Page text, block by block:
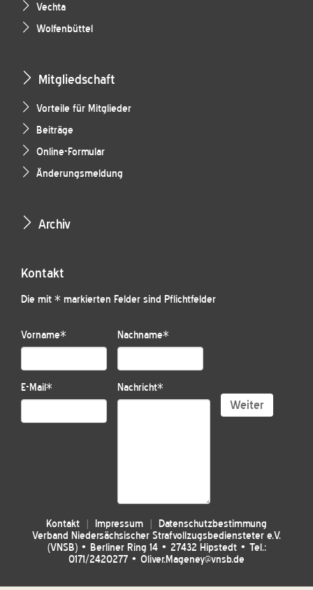
Vechta
Wolfenbüttel
Mitgliedschaft
Vorteile für Mitglieder
Beiträge
Online-Formular
Änderungsmeldung
Archiv
Kontakt
Die mit * markierten Felder sind Pflichtfelder
Vorname* Nachname*
E-Mail* Nachricht*
Weiter
Kontakt Impressum
Datenschutzbestimmung
Verband Niedersächsischer Strafvollzugsbediensteter e.V.
(VNSB) • Berliner Ring 14 • 27432 Hipstedt • Tel.:
0171/2420277 • Oliver.Mageney@vnsb.de